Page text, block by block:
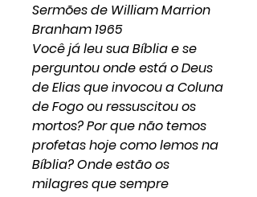
Sermões de William Marrion
Branham 1965
Você já leu sua Bíblia e se
perguntou onde está o Deus
de Elias que invocou a Coluna
de Fogo ou ressuscitou os
mortos? Por que não temos
profetas hoje como lemos na
Bíblia? Onde estão os
milagres que sempre